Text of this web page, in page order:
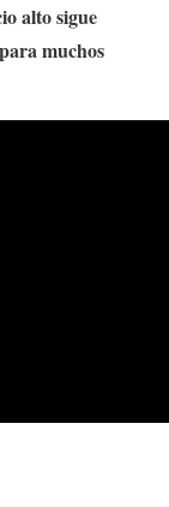
alto sigue
muchos